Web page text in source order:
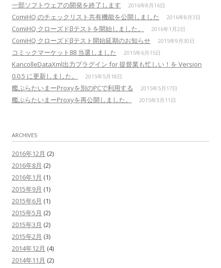
一部ソフトウェアの開発を終了します 2016年8月16日
ComiHQ のチェックリスト共有機能を公開しました 2016年8月3日
ComiHQ クローズドβテストを開始しました。 2016年1月2日
ComiHQ クローズドβテスト開始延期のお知らせ 2015年9月30日
コミックマーケット88 当選しました 2015年6月15日
KancolleDataXml出力プラグイン for 提督業も忙しい！を Version
0.0.5 に更新しました。
2015年5月18日
艦ぶらたいまーProxyを別のPCで利用する 2015年5月17日
艦ぶらたいまーProxyを再公開しました。 2015年3月11日
ARCHIVES
2016年12月 (2)
2016年8月 (2)
2016年1月 (1)
2015年9月 (1)
2015年6月 (1)
2015年5月 (2)
2015年3月 (2)
2015年2月 (3)
2014年12月 (4)
2014年11月 (2)